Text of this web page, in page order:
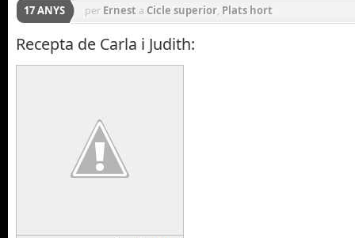
17 ANYS per Ernest a Cicle superior, Plats hort
Recepta de Carla i Judith: